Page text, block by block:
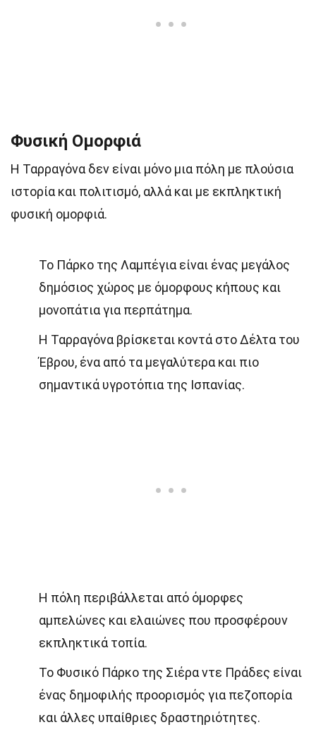
Φυσική Ομορφιά
Η Ταρραγόνα δεν είναι μόνο μια πόλη με πλούσια
ιστορία και πολιτισμό, αλλά και με εκπληκτική
φυσική ομορφιά.
Το Πάρκο της Λαμπέγια είναι ένας μεγάλος
δημόσιος χώρος με όμορφους κήπους και
μονοπάτια για περπάτημα.
Η Ταρραγόνα βρίσκεται κοντά στο Δέλτα του
Έβρου, ένα από τα μεγαλύτερα και πιο
σημαντικά υγροτόπια της Ισπανίας.
Η πόλη περιβάλλεται από όμορφες
αμπελώνες και ελαιώνες που προσφέρουν
εκπληκτικά τοπία.
Το Φυσικό Πάρκο της Σιέρα ντε Πράδες είναι
ένας δημοφιλής προορισμός για πεζοπορία
και άλλες υπαίθριες δραστηριότητες.